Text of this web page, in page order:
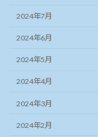
2024年7月
2024年6月
2024年5月
2024年4月
2024年3月
2024年2月